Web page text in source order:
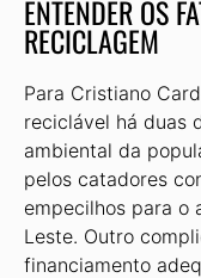
ENTENDER OS
RECICLAGEM
Para Cristiano
reciclável há duas
ambiental da
pelos catadores
empecilhos para o
Leste. Outro
financiamento